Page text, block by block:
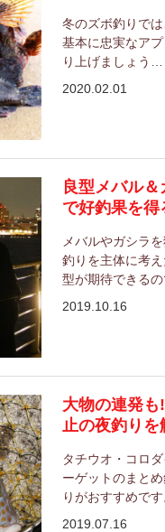
冬のズボ釣りで
基本に忠実なア
り上げましょう…
2020.02.01
良型メバル
で好釣果を
メバルやガシラ
釣りを主体に考
型が期待できるの
2019.10.16
大物の連発
止の夜釣りを
タチウオ・コロ
ーゲットのまと
りがおすすめで
2019.07.16